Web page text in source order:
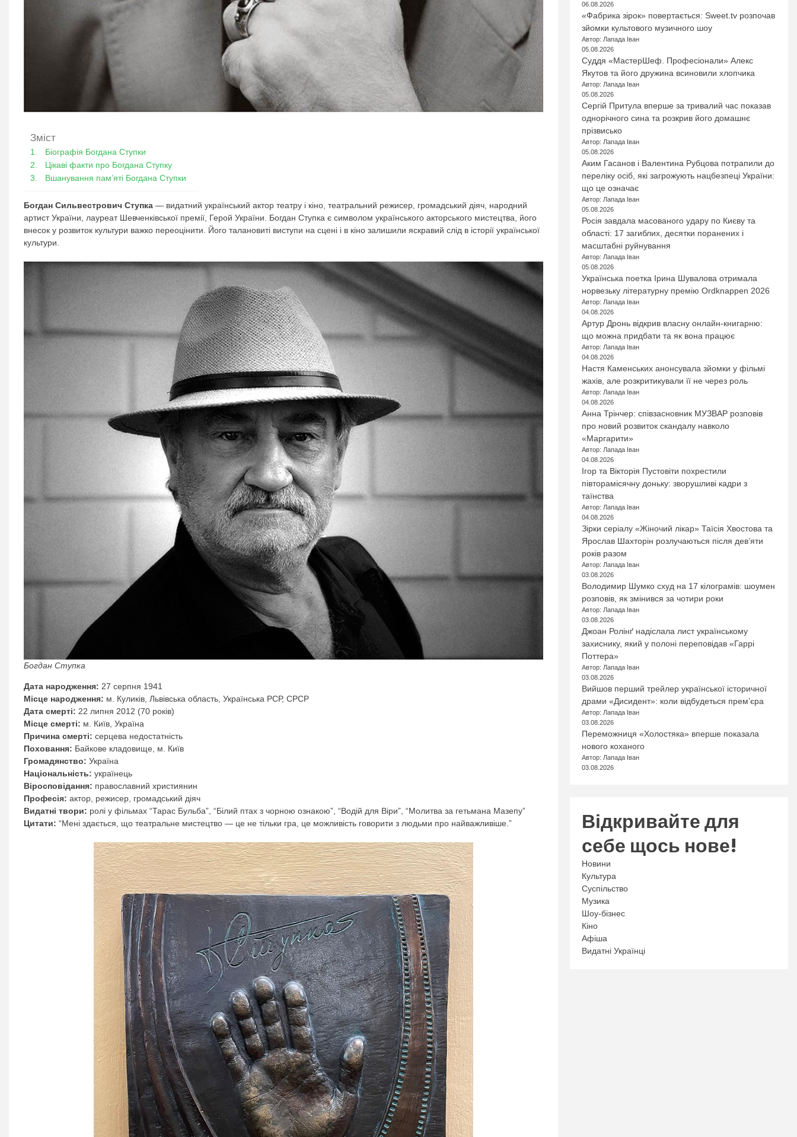
Зміст
Біографія Богдана Ступки
Цікаві факти про Богдана Ступку
Вшанування пам’яті Богдана Ступки
Богдан Сильвестрович Ступка — видатний український актор театру і кіно, театральний режисер, громадський діяч, народний
артист України, лауреат Шевченківської премії, Герой України. Богдан Ступка є символом українського акторського мистецтва, його
внесок у розвиток культури важко переоцінити. Його талановиті виступи на сцені і в кіно залишили яскравий слід в історії української
культури.
Богдан Ступка
Дата народження: 27 серпня 1941
Місце народження: м. Куликів, Львівська область, Українська РСР, СРСР
Дата смерті: 22 липня 2012 (70 років)
Місце смерті: м. Київ, Україна
Причина смерті: серцева недостатність
Поховання: Байкове кладовище, м. Київ
Громадянство: Україна
Національність: українець
Віросповідання: православний християнин
Професія: актор, режисер, громадський діяч
Видатні твори: ролі у фільмах “Тарас Бульба”, “Білий птах з чорною ознакою”, “Водій для Віри”, “Молитва за гетьмана Мазепу”
Цитати: “Мені здається, що театральне мистецтво — це не тільки гра, це можливість говорити з людьми про найважливіше.”
06.08.2026
«Фабрика зірок» повертається: Sweet.tv розпочав
зйомки культового музичного шоу
Автор: Лапада Іван
05.08.2026
Суддя «МастерШеф. Професіонали» Алекс
Якутов та його дружина всиновили хлопчика
Автор: Лапада Іван
05.08.2026
Сергій Притула вперше за тривалий час показав
однорічного сина та розкрив його домашнє
прізвисько
Автор: Лапада Іван
05.08.2026
Аким Гасанов і Валентина Рубцова потрапили до
переліку осіб, які загрожують нацбезпеці України:
що це означає
Автор: Лапада Іван
05.08.2026
Росія завдала масованого удару по Києву та
області: 17 загиблих, десятки поранених і
масштабні руйнування
Автор: Лапада Іван
05.08.2026
Українська поетка Ірина Шувалова отримала
норвезьку літературну премію Ordknappen 2026
Автор: Лапада Іван
04.08.2026
Артур Дронь відкрив власну онлайн-книгарню:
що можна придбати та як вона працює
Автор: Лапада Іван
04.08.2026
Настя Каменських анонсувала зйомки у фільмі
жахів, але розкритикували її не через роль
Автор: Лапада Іван
04.08.2026
Анна Трінчер: співзасновник МУЗВАР розповів
про новий розвиток скандалу навколо
«Маргарити»
Автор: Лапада Іван
04.08.2026
Ігор та Вікторія Пустовіти похрестили
півторамісячну доньку: зворушливі кадри з
таїнства
Автор: Лапада Іван
04.08.2026
Зірки серіалу «Жіночий лікар» Таїсія Хвостова та
Ярослав Шахторін розлучаються після дев’яти
років разом
Автор: Лапада Іван
03.08.2026
Володимир Шумко схуд на 17 кілограмів: шоумен
розповів, як змінився за чотири роки
Автор: Лапада Іван
03.08.2026
Джоан Ролінґ надіслала лист українському
захиснику, який у полоні переповідав «Гаррі
Поттера»
Автор: Лапада Іван
03.08.2026
Вийшов перший трейлер української історичної
драми «Дисидент»: коли відбудеться прем’єра
Автор: Лапада Іван
03.08.2026
Переможниця «Холостяка» вперше показала
нового коханого
Автор: Лапада Іван
03.08.2026
Відкривайте для
себе щось нове!
Новини
Культура
Суспільство
Музика
Шоу-бізнес
Кіно
Афіша
Видатні Українці